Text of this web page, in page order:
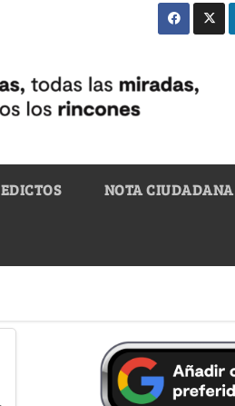
EDICTOS NOTA CIUDADANA